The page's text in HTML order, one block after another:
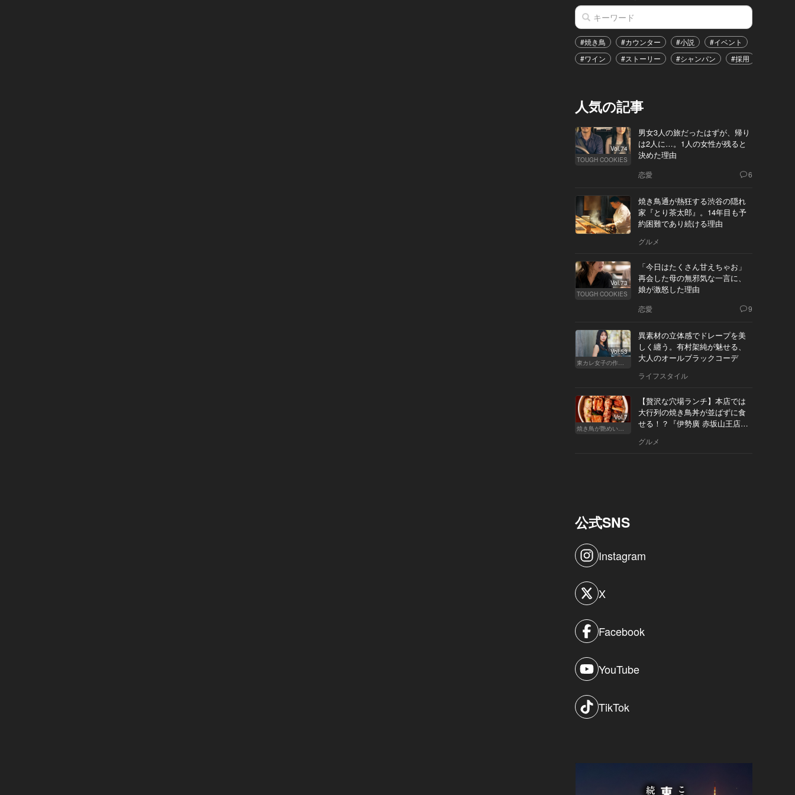
#焼き鳥 #カウンター #小説 #イベント
#ワイン
#ストーリー #シャンパン #採用
人気の記事
Vol.74
TOUGH COOKIES
男女3人の旅だったはずが、帰り
は2人に…。1人の女性が残ると
決めた理由
恋愛 6
焼き鳥通が熱狂する渋谷の隠れ
家『とり茶太郎』。14年目も予
約困難であり続ける理由
グルメ
Vol.73
TOUGH COOKIES
「今日はたくさん甘えちゃお」
再会した母の無邪気な一言に、
娘が激怒した理由
恋愛 9
Vol.53
東カレ女子の作り方
異素材の立体感でドレープを美
しく纏う。有村架純が魅せる、
大人のオールブラックコーデ
ライフスタイル
Vol.7
焼き鳥が艶めいてきた
【贅沢な穴場ランチ】本店では
大行列の焼き鳥丼が並ばずに食
せる！？『伊勢廣 赤坂山王店』
グルメ
公式SNS
Instagram
X
Facebook
YouTube
TikTok